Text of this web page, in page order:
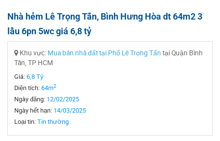
Nhà hẻm Lê Trọng Tấn, Bình Hưng Hòa dt 64m2 3
lầu 6pn 5wc giá 6,8 tỷ
Khu vực: Mua bán nhà đất tại Phố Lê Trọng Tấn tại Quận Bình
Tân, TP HCM
Giá:6,8 Tỷ
Diện tích:64m2
Ngày đăng: 12/02/2025
Ngày hết hạn: 14/03/2025
Loại tin:Tin thường